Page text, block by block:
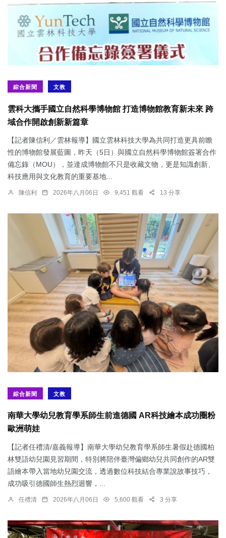
綜合新聞 文教
雲科大攜手國立自然科學博物館 打造博物館教育新未來 跨
域合作開啟創新新篇章
【記者陳信利／雲林報導】國立雲林科技大學為共同打造更具前瞻
性的博物館發展藍圖，昨天（5日）與國立自然科學博物館簽署合作
備忘錄（MOU），並達成博物館不只是收藏文物，更是知識創新、
科技應用與文化教育的重要基地...
陳信利 2026年八月06日 9,451 觀看 13 分享
綜合新聞 文教
南華大學幼兒教育學系師生前進德國 AR科技繪本成功圈粉
歐洲萌娃
【記者任禮清/嘉義報導】南華大學幼兒教育學系師生暑假赴德國柏
林雙語幼兒園見習期間，特別將陪伴臺灣偏鄉幼兒共同創作的AR雙
語繪本帶入當地幼兒園交流，透過數位科技結合專業說故事技巧，
成功吸引德國師生熱烈迴響，...
任禮清 2026年八月06日 5,600 觀看 3 分享